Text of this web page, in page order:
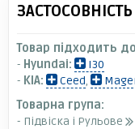
ЗАСТОСОВНІСТЬ
Товар підходить
- Hyundai:
I30
- KIA: Ceed,
Товарна група:
- Підвіска і Рульове